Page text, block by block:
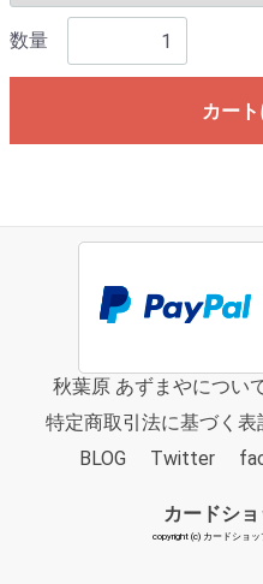
数量
カー
秋葉原 あずまやについ
特定商取引法に基づく表
BLOG
Twitter
カードシ
copyright (c) カードショ